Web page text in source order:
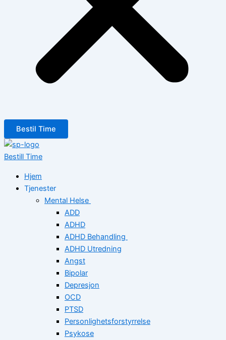
Bestil Time
Bestill Time
Hjem
Tjenester
Mental Helse
ADD
ADHD
ADHD Behandling
ADHD Utredning
Angst
Bipolar
Depresjon
OCD
PTSD
Personlighetsforstyrrelse
Psykose